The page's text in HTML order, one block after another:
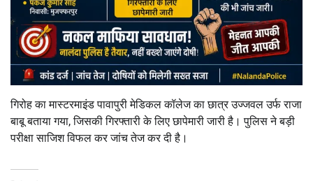
गिरोह का मास्टरमाइंड पावापुरी मेडिकल कॉलेज का छात्र उज्जवल उर्फ राजा
बाबू बताया गया, जिसकी गिरफ्तारी के लिए छापेमारी जारी है। पुलिस ने बड़ी
परीक्षा साजिश विफल कर जांच तेज कर दी है।